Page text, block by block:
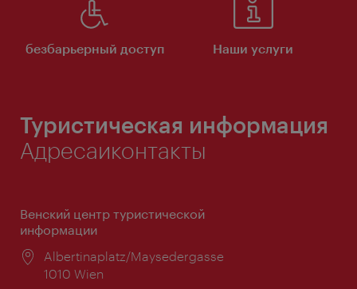
безбарьерный доступ Наши услуги
Туристическая информация
Адресаиконтакты
Венский центр туристической
информации
Расположение:
Albertinaplatz/Maysedergasse
1010 Wien